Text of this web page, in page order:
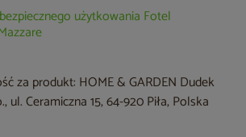
użytkowania Fotel
za produkt: HOME & GARDEN Dudek
ul. Ceramiczna 15, 64-920 Piła, Polska